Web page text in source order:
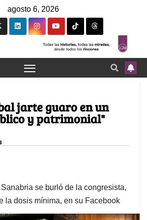
agosto 6, 2026
jarte guaro en un
y patrimonial"
se burló de la congresista,
la dosis mínima, en su Facebook